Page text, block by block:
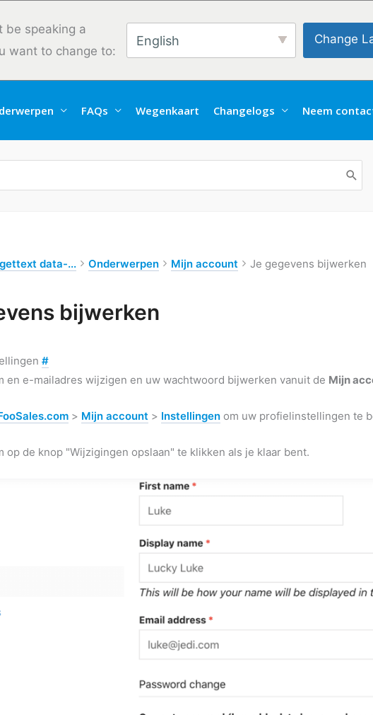
be speaking a
want to change to:
English Change
FAQs Wegenkaart Changelogs Neem
data-... Onderwerpen Mijn account Je gegevens bijwerken
bijwerken
#
en e-mailadres wijzigen en uw wachtwoord bijwerken vanuit de Mijn
> Mijn account > Instellingen om uw profielinstellingen te
op de knop "Wijzigingen opslaan" te klikken als je klaar bent.